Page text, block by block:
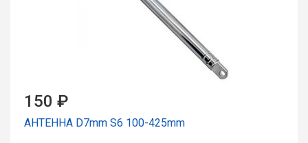
150 ₽
АНТЕННА D7mm S6 100-425mm